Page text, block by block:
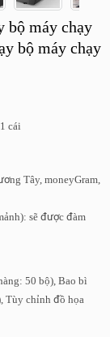
bộ máy chạy
bộ máy chạy
cái
Tây, moneyGram,
sẽ được đàm
50 bộ), Bao bì
Tùy chỉnh đồ họa